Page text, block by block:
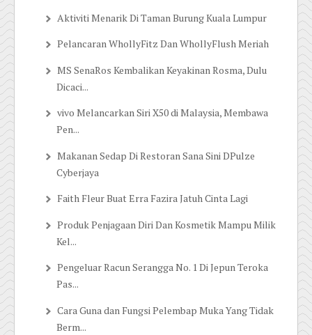
Aktiviti Menarik Di Taman Burung Kuala Lumpur
Pelancaran WhollyFitz Dan WhollyFlush Meriah
MS SenaRos Kembalikan Keyakinan Rosma, Dulu
Dicaci...
vivo Melancarkan Siri X50 di Malaysia, Membawa
Pen...
Makanan Sedap Di Restoran Sana Sini DPulze
Cyberjaya
Faith Fleur Buat Erra Fazira Jatuh Cinta Lagi
Produk Penjagaan Diri Dan Kosmetik Mampu Milik
Kel...
Pengeluar Racun Serangga No. 1 Di Jepun Teroka
Pas...
Cara Guna dan Fungsi Pelembap Muka Yang Tidak
Berm...